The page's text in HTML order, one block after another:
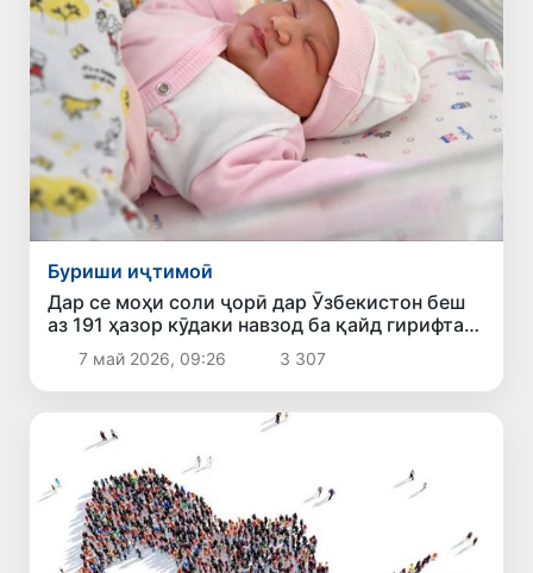
Буриши иҷтимоӣ
Дар се моҳи соли ҷорӣ дар Ӯзбекистон беш
аз 191 ҳазор кӯдаки навзод ба қайд гирифта
шудааст
7 май 2026, 09:26 3 307